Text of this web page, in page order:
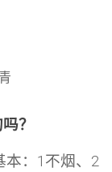
？
本：1不烟、2